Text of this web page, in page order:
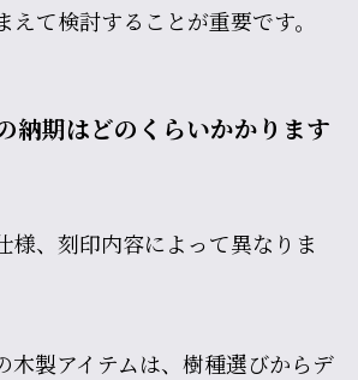
て検討することが重要です。
納期はどのくらいかかります
様、刻印内容によって異なりま
木製アイテムは、樹種選びからデ